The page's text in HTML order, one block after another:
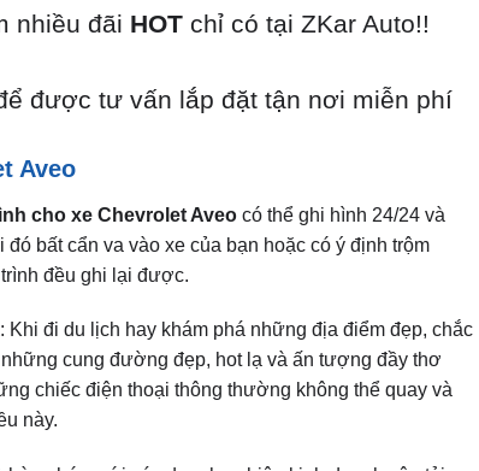
nhiều đãi HOT chỉ có tại ZKar Auto!!
được tư vấn lắp đặt tận nơi miễn phí
Aveo
cho xe Chevrolet Aveo có thể ghi hình 24/24 và
bất cẩn va vào xe của bạn hoặc có ý định trộm
đều ghi lại được.
đi du lịch hay khám phá những địa điểm đẹp, chắc
cung đường đẹp, hot lạ và ấn tượng đầy thơ
chiếc điện thoại thông thường không thể quay và
này.